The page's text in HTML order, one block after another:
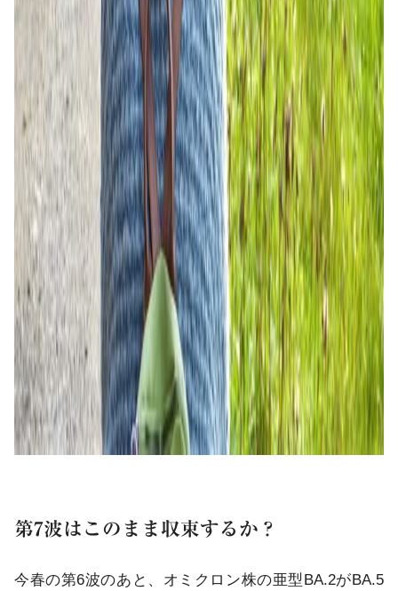
第7波はこのまま収束するか？
今春の第6波のあと、オミクロン株の亜型BA.2がBA.5